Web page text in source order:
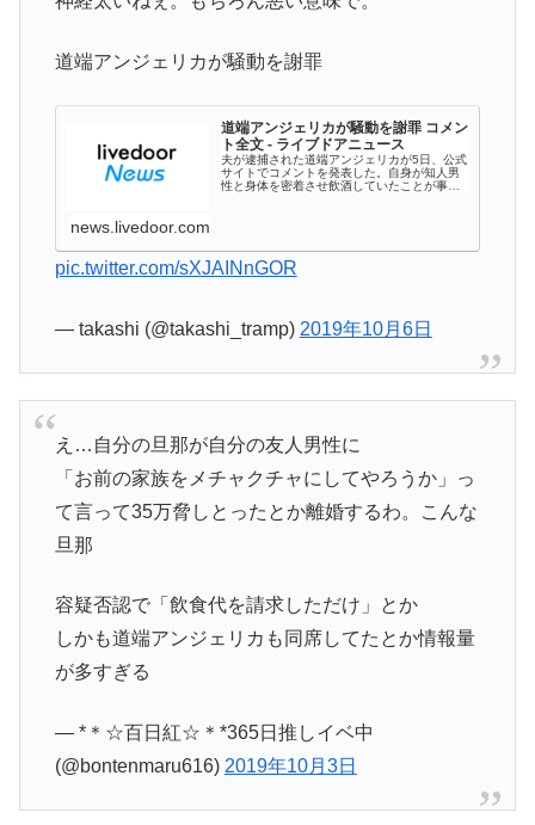
道端アンジェリカが騒動を謝罪
道端アンジェリカが騒動を謝罪 コメン
ト全文 - ライブドアニュース
夫が逮捕された道端アンジェリカが5日、公式
サイトでコメントを発表した。自身が知人男
性と身体を密着させ飲酒していたことが事件
news.livedoor.com
pic.twitter.com/sXJAINnGOR
— takashi (@takashi_tramp) 2019年10月6日
え…自分の旦那が自分の友人男性に
「お前の家族をメチャクチャにしてやろうか」っ
て言って35万脅しとったとか離婚するわ。こんな
旦那
容疑否認で「飲食代を請求しただけ」とか
しかも道端アンジェリカも同席してたとか情報量
が多すぎる
— *＊☆百日紅☆＊*365日推しイベ中
(@bontenmaru616) 2019年10月3日